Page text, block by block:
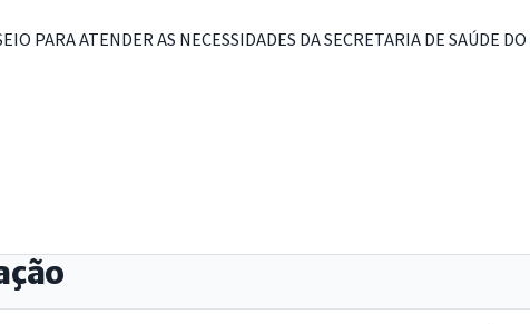
PARA ATENDER AS NECESSIDADES DA SECRETARIA DE SAÚDE